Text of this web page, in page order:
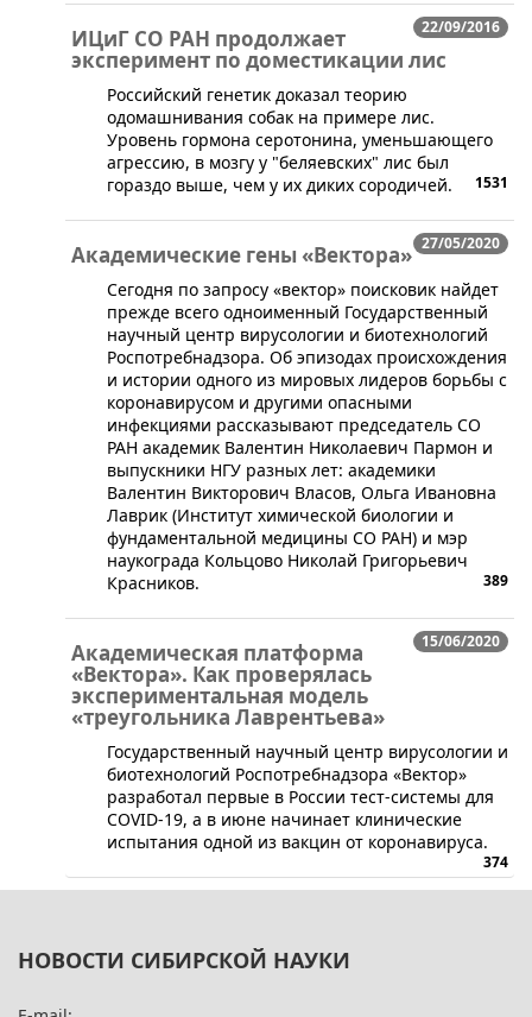
22/09/2016
ИЦиГ СО РАН продолжает
эксперимент по доместикации лис
​Российский генетик доказал теорию
одомашнивания собак на примере лис.
Уровень гормона серотонина, уменьшающего
агрессию, в мозгу у "беляевских" лис был
гораздо выше, чем у их диких сородичей.
1531
27/05/2020
Академические гены «Вектора»
​​Сегодня по запросу «вектор» поисковик найдет
прежде всего одноименный Государственный
научный центр вирусологии и биотехнологий
Роспотребнадзора. Об эпизодах происхождения
и истории одного из мировых лидеров борьбы с
коронавирусом и другими опасными
инфекциями рассказывают председатель СО
РАН академик Валентин Николаевич Пармон​ и
выпускники НГУ разных лет: академики
Валентин Викторович Власов, Ольга Ивановна
Лаврик (Институт химической биологии и
фундаментальной медицины СО РАН) и мэр
наукограда Кольцово Николай Григорьевич
Красников.
389
15/06/2020
Академическая платформа
«Вектора». Как проверялась
экспериментальная модель
«треугольника Лаврентьева»
Государственный научный центр вирусологии и
биотехнологий Роспотребнадзора «Вектор»
разработал первые в России тест-системы для
COVID-19, а в июне начинает клинические
испытания одной из вакцин от коронавируса.
374
НОВОСТИ СИБИРСКОЙ НАУКИ